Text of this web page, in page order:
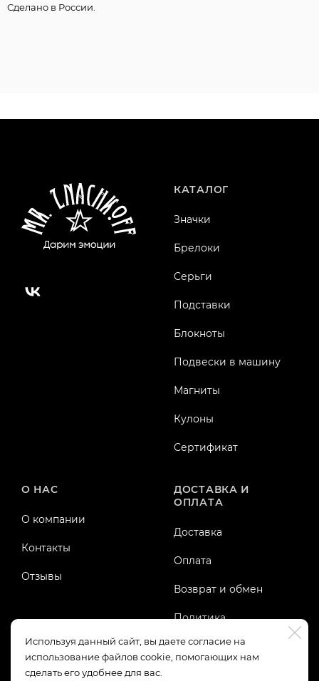
Используя данный сайт, вы даете согласие на
использование файлов cookie, помогающих нам
сделать его удобнее для вас.
Сделано в России.
КАТАЛОГ
Значки
Брелоки
Серьги
Подставки
Блокноты
Подвески в машину
Магниты
Кулоны
Сертификат
О НАС
О компании
Контакты
Отзывы
ДОСТАВКА И
ОПЛАТА
Доставка
Оплата
Возврат и обмен
Политика
конфиденциальности
Публичная оферта